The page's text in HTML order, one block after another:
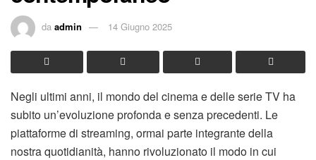
da admin 14 Giugno 2025
Negli ultimi anni, il mondo del cinema e delle serie TV ha
subito un’evoluzione profonda e senza precedenti. Le
piattaforme di streaming, ormai parte integrante della
nostra quotidianità, hanno rivoluzionato il modo in cui